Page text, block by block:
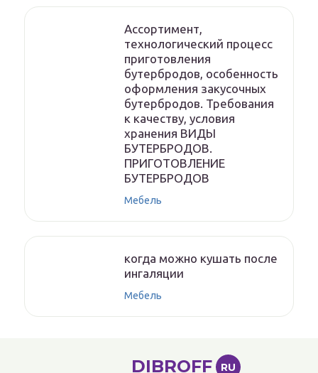
Ассортимент,
технологический процесс
приготовления
бутербродов, особенность
оформления закусочных
бутербродов. Требования
к качеству, условия
хранения ВИДЫ
БУТЕРБРОДОВ.
ПРИГОТОВЛЕНИЕ
БУТЕРБРОДОВ
Мебель
когда можно кушать после
ингаляции
Мебель
DIBROFF RU